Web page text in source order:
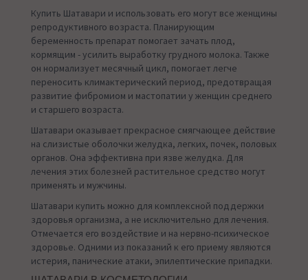
Купить Шатавари и использовать его могут все женщины
репродуктивного возраста. Планирующим
беременность препарат помогает зачать плод,
кормящим - усилить выработку грудного молока. Также
он нормализует месячный цикл, помогает легче
переносить климактерический период, предотвращая
развитие фибромиом и мастопатии у женщин среднего
и старшего возраста.
Шатавари оказывает прекрасное смягчающее действие
на слизистые оболочки желудка, легких, почек, половых
органов. Она эффективна при язве желудка. Для
лечения этих болезней растительное средство могут
применять и мужчины.
Шатавари купить можно для комплексной поддержки
здоровья организма, а не исключительно для лечения.
Отмечается его воздействие и на нервно-психическое
здоровье. Одними из показаний к его приему являются
истерия, панические атаки, эпилептические припадки.